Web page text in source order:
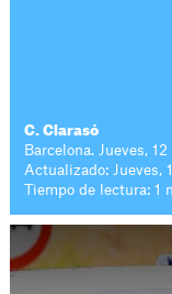
C. Clarasó
Barcelona. Jueves,
Actualizado: Jueves,
Tiempo de lectura: 1